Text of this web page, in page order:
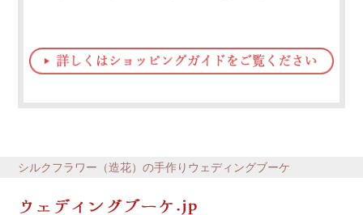
シルクフラワー（造花）の手作りウェディングブーケ